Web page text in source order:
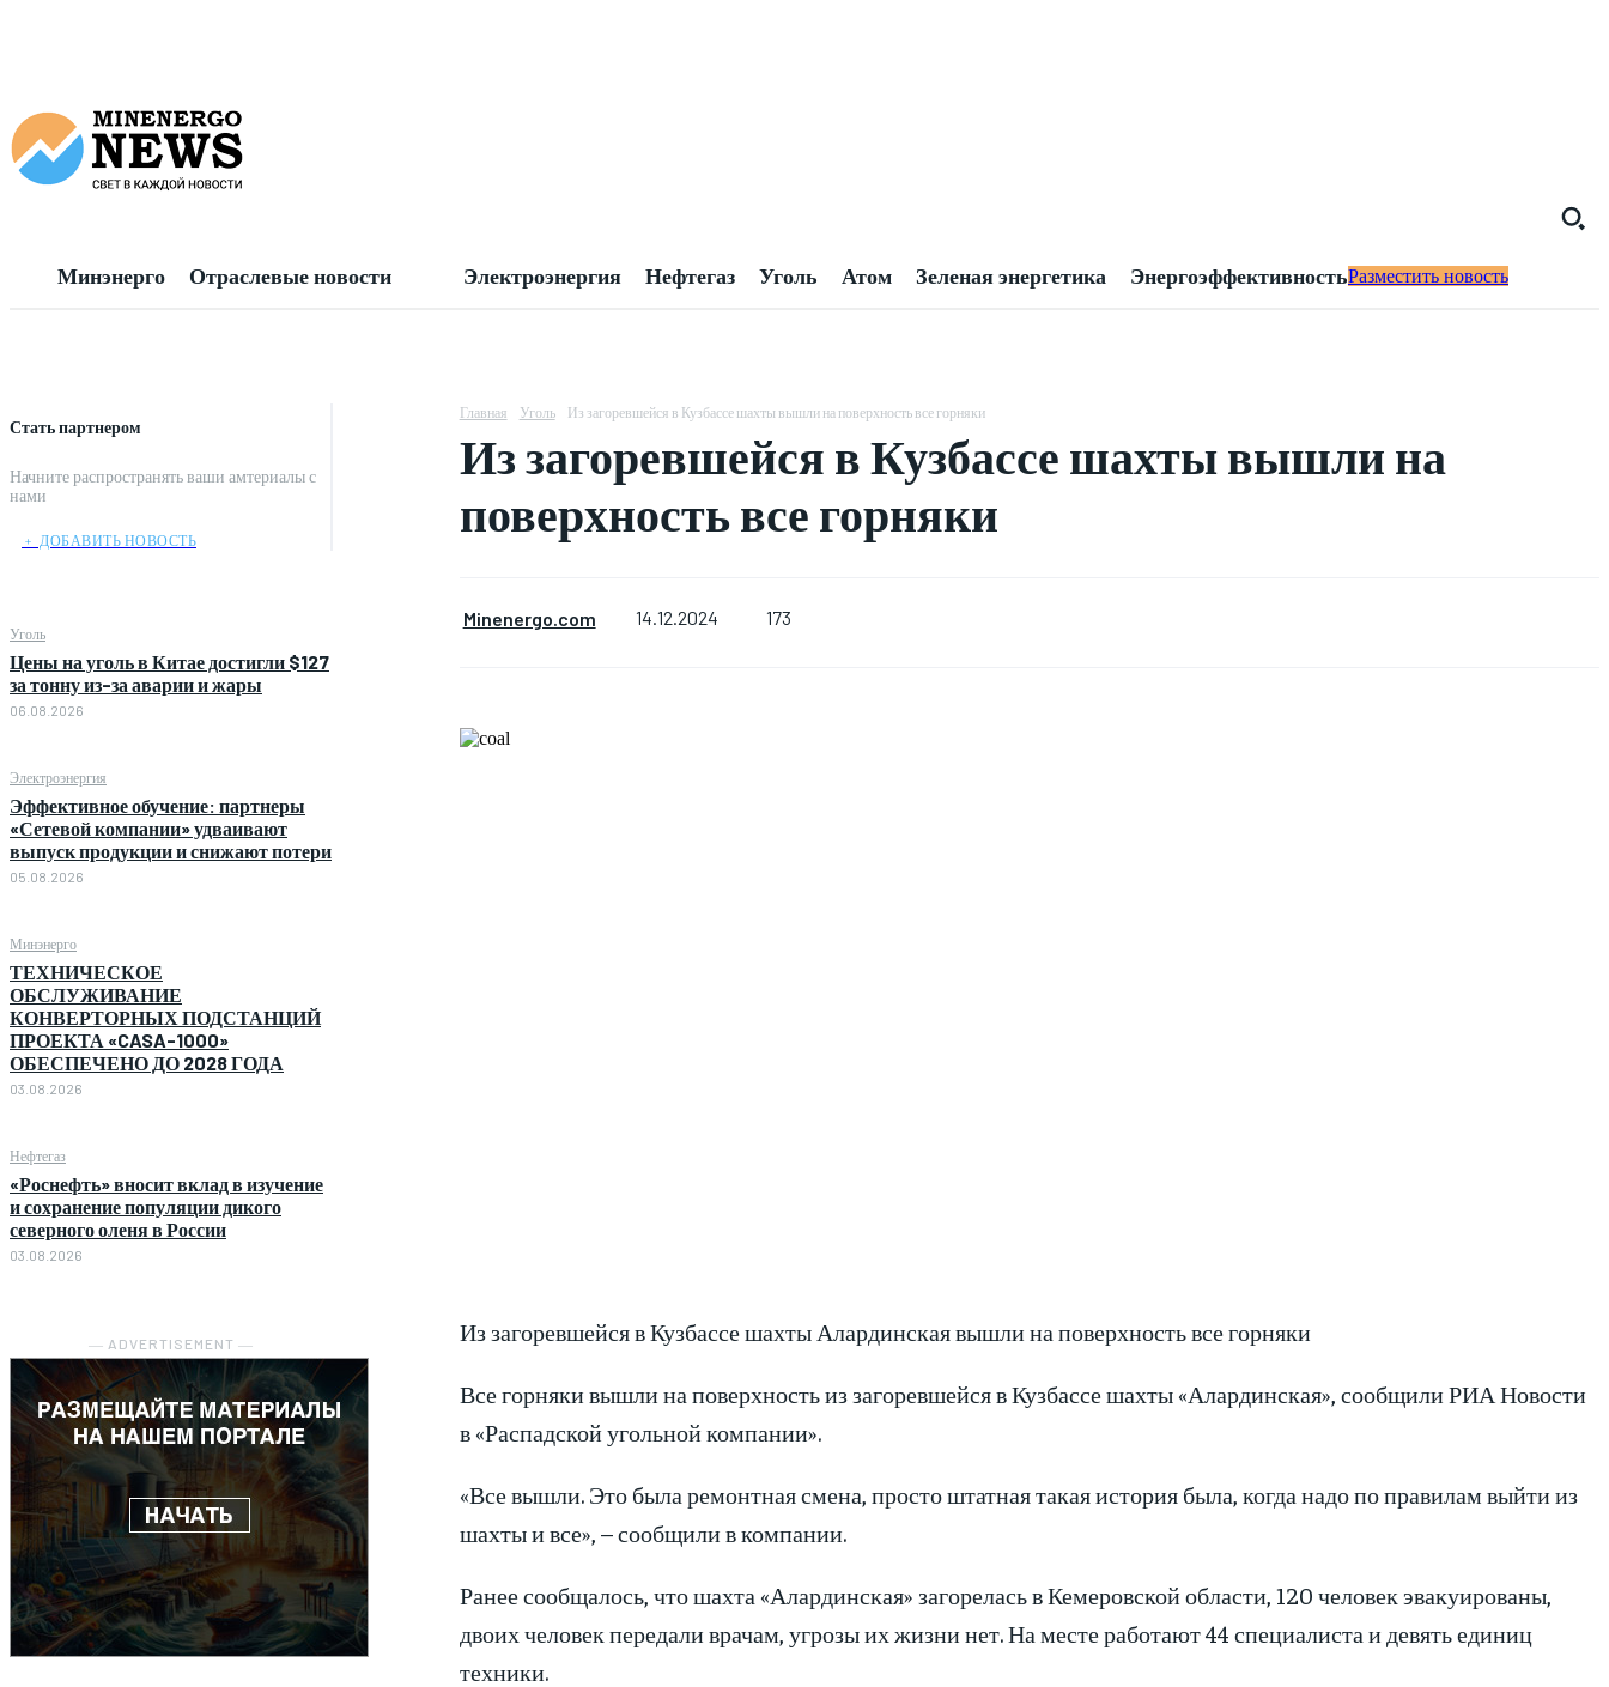
Минэнерго Отраслевые новости Электроэнергия Нефтегаз Уголь Атом Зеленая энергетика ЭнергоэффективностьРазместить новость
Стать партнером
Начните распространять ваши амтериалы с
нами
﹢ ДОБАВИТЬ НОВОСТЬ
Уголь
Цены на уголь в Китае достигли $127
за тонну из-за аварии и жары
06.08.2026
Электроэнергия
Эффективное обучение: партнеры
«Сетевой компании» удваивают
выпуск продукции и снижают потери
05.08.2026
Минэнерго
ТЕХНИЧЕСКОЕ
ОБСЛУЖИВАНИЕ
КОНВЕРТОРНЫХ ПОДСТАНЦИЙ
ПРОЕКТА «CASA-1000»
ОБЕСПЕЧЕНО ДО 2028 ГОДА
03.08.2026
Нефтегаз
«Роснефть» вносит вклад в изучение
и сохранение популяции дикого
северного оленя в России
03.08.2026
― ADVERTISEMENT ―
Главная Уголь Из загоревшейся в Кузбассе шахты вышли на поверхность все горняки
Из загоревшейся в Кузбассе шахты вышли на
поверхность все горняки
Minenergo.com 14.12.2024 173
Из загоревшейся в Кузбассе шахты Алардинская вышли на поверхность все горняки
Все горняки вышли на поверхность из загоревшейся в Кузбассе шахты «Алардинская», сообщили РИА Новости
в «Распадской угольной компании».
«Все вышли. Это была ремонтная смена, просто штатная такая история была, когда надо по правилам выйти из
шахты и все», – сообщили в компании.
Ранее сообщалось, что шахта «Алардинская» загорелась в Кемеровской области, 120 человек эвакуированы,
двоих человек передали врачам, угрозы их жизни нет. На месте работают 44 специалиста и девять единиц
техники.